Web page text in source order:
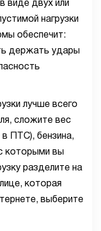
виде двух или
нагрузки
обеспечит:
держать удары
лучше всего
сложите вес
ПТС), бензина,
которыми вы
разделите на
которая
выберите